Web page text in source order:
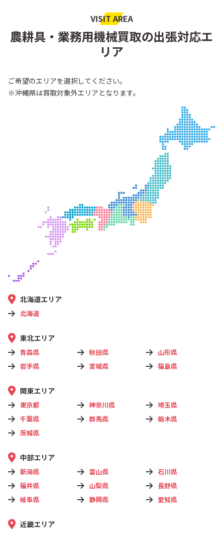
VISIT AREA
農耕具・業務用機械買取の出張対応エ
リア
ご希望のエリアを選択してください。
※沖縄県は買取対象外エリアとなります。
北海道エリア
北海道
東北エリア
青森県 秋田県
山形県
岩手県
宮城県 福島県
関東エリア
東京都 神奈川県
埼玉県
千葉県
群馬県
栃木県
茨城県
中部エリア
新潟県 富山県
石川県
福井県
山梨県
長野県
岐阜県
静岡県 愛知県
近畿エリア